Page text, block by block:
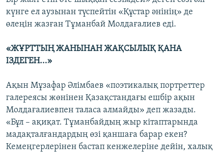
күнге ел аузынан түспейтін «Құстар әнінің» де
өлеңін жазған Тұманбай Молдағалиев еді.
«ЖҰРТТЫҢ ЖАНЫНАН ЖАҚСЫЛЫҚ ҚАНА
ІЗДЕГЕН...»
Ақын Мұзафар Әлімбаев «поэтикалық портреттер
галереясы жөнінен Қазақстандағы ешбір ақын
Молдағалиевпен таласа алмайды» деп жазады.
«Бұл – ақиқат. Тұманбайдың жыр кітаптарында
мадақталғандардың өзі қаншаға барар екен?
Кемеңгерлерінен бастап кенжелеріне дейін, халық